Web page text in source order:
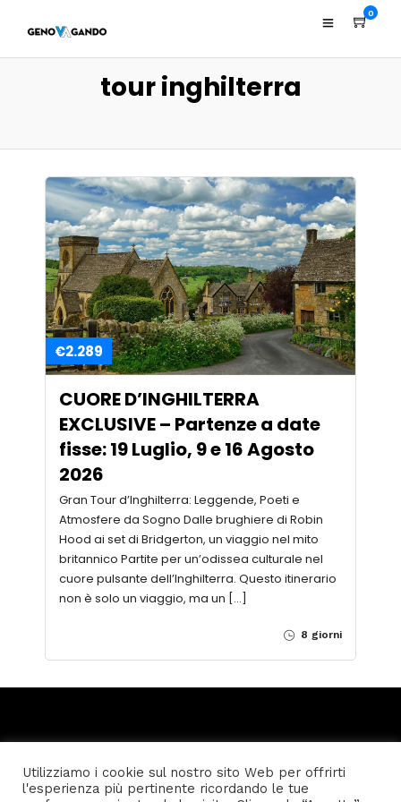
0
tour inghilterra
€2.289
CUORE D’INGHILTERRA
EXCLUSIVE – Partenze a date
fisse: 19 Luglio, 9 e 16 Agosto
2026
Gran Tour d’Inghilterra: Leggende, Poeti e
Atmosfere da Sogno Dalle brughiere di Robin
Hood ai set di Bridgerton, un viaggio nel mito
britannico Partite per un’odissea culturale nel
cuore pulsante dell’Inghilterra. Questo itinerario
non è solo un viaggio, ma un […]
8 giorni
Utilizziamo i cookie sul nostro sito Web per offrirti
l'esperienza più pertinente ricordando le tue